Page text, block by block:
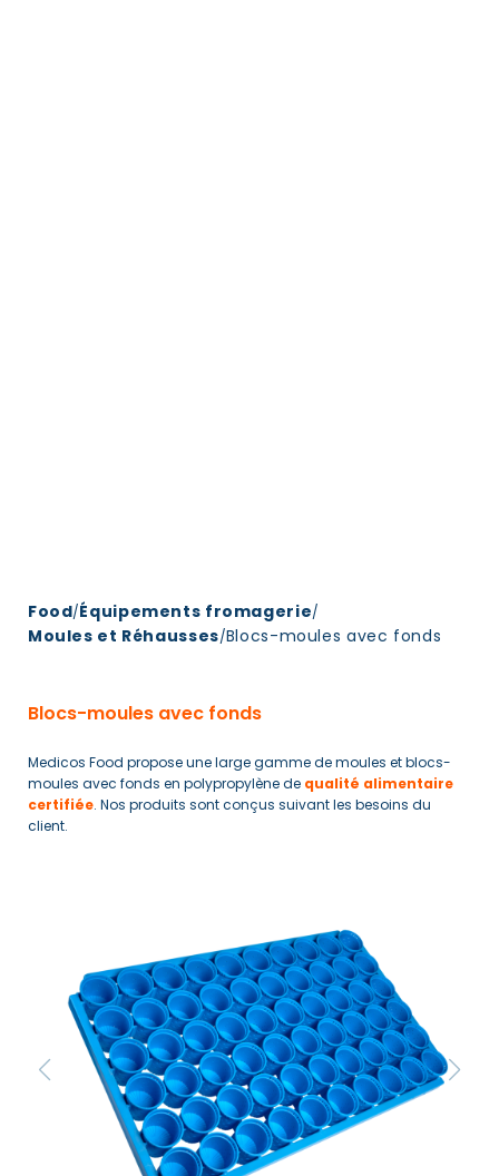
Food/Équipements fromagerie/
Moules et Réhausses/Blocs-moules avec fonds
Blocs-moules avec fonds
Medicos Food propose une large gamme de moules et blocs-
moules avec fonds en polypropylène de qualité alimentaire
certifiée. Nos produits sont conçus suivant les besoins du
client.